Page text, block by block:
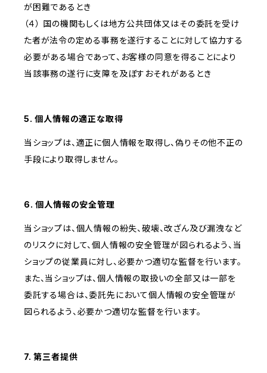
が困難であるとき
（４） 国の機関もしくは地方公共団体又はその委託を受け
た者が法令の定める事務を遂行することに対して協力する
必要がある場合であって、お客様の同意を得ることにより
当該事務の遂行に支障を及ぼすおそれがあるとき
5. 個人情報の適正な取得
当ショップは、適正に個人情報を取得し、偽りその他不正の
手段により取得しません。
6. 個人情報の安全管理
当ショップは、個人情報の紛失、破壊、改ざん及び漏洩など
のリスクに対して、個人情報の安全管理が図られるよう、当
ショップの従業員に対し、必要かつ適切な監督を行います。
また、当ショップは、個人情報の取扱いの全部又は一部を
委託する場合は、委託先において個人情報の安全管理が
図られるよう、必要かつ適切な監督を行います。
7. 第三者提供